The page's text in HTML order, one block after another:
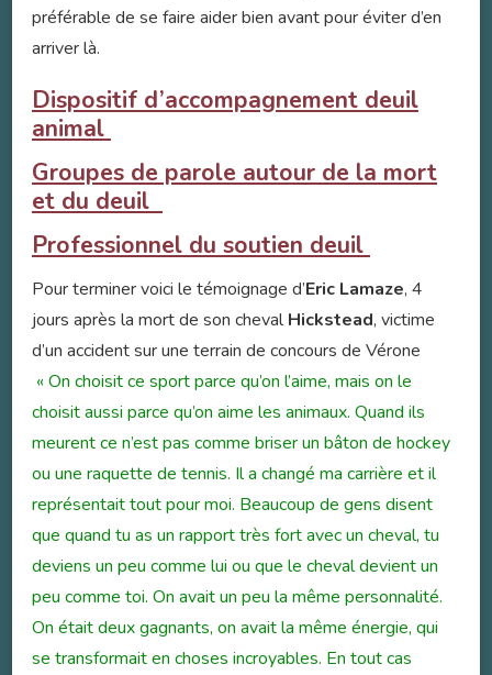
préférable de se faire aider bien avant pour éviter d’en
arriver là.
Dispositif d’accompagnement deuil
animal
Groupes de parole autour de la mort
et du deuil
Professionnel du soutien deuil
Pour terminer voici le témoignage d’Eric Lamaze, 4
jours après la mort de son chevalHickstead, victime
d’un accident sur une terrain de concours de Vérone
« On choisit ce sport parce qu’on l’aime, mais on le
choisit aussi parce qu’on aime les animaux. Quand ils
meurent ce n’est pas comme briser un bâton de hockey
ou une raquette de tennis. Il a changé ma carrière et il
représentait tout pour moi. Beaucoup de gens disent
que quand tu as un rapport très fort avec un cheval, tu
deviens un peu comme lui ou que le cheval devient un
peu comme toi. On avait un peu la même personnalité.
On était deux gagnants, on avait la même énergie, qui
se transformait en choses incroyables. En tout cas